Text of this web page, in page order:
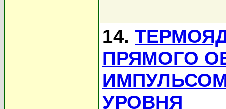
14.
ПРЯМОГО
УРОВНЯ